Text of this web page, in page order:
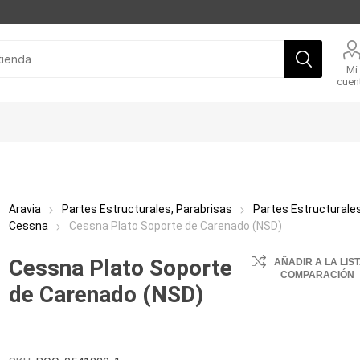
Mi
Aravia Partes Estructurales, Parabrisas
Partes
Cessna
Cessna Plato Soporte de Carenado (NSD)
Cessna Plato Soporte
de Carenado (NSD)
AÑADIR A LA
COMPARACIÓN